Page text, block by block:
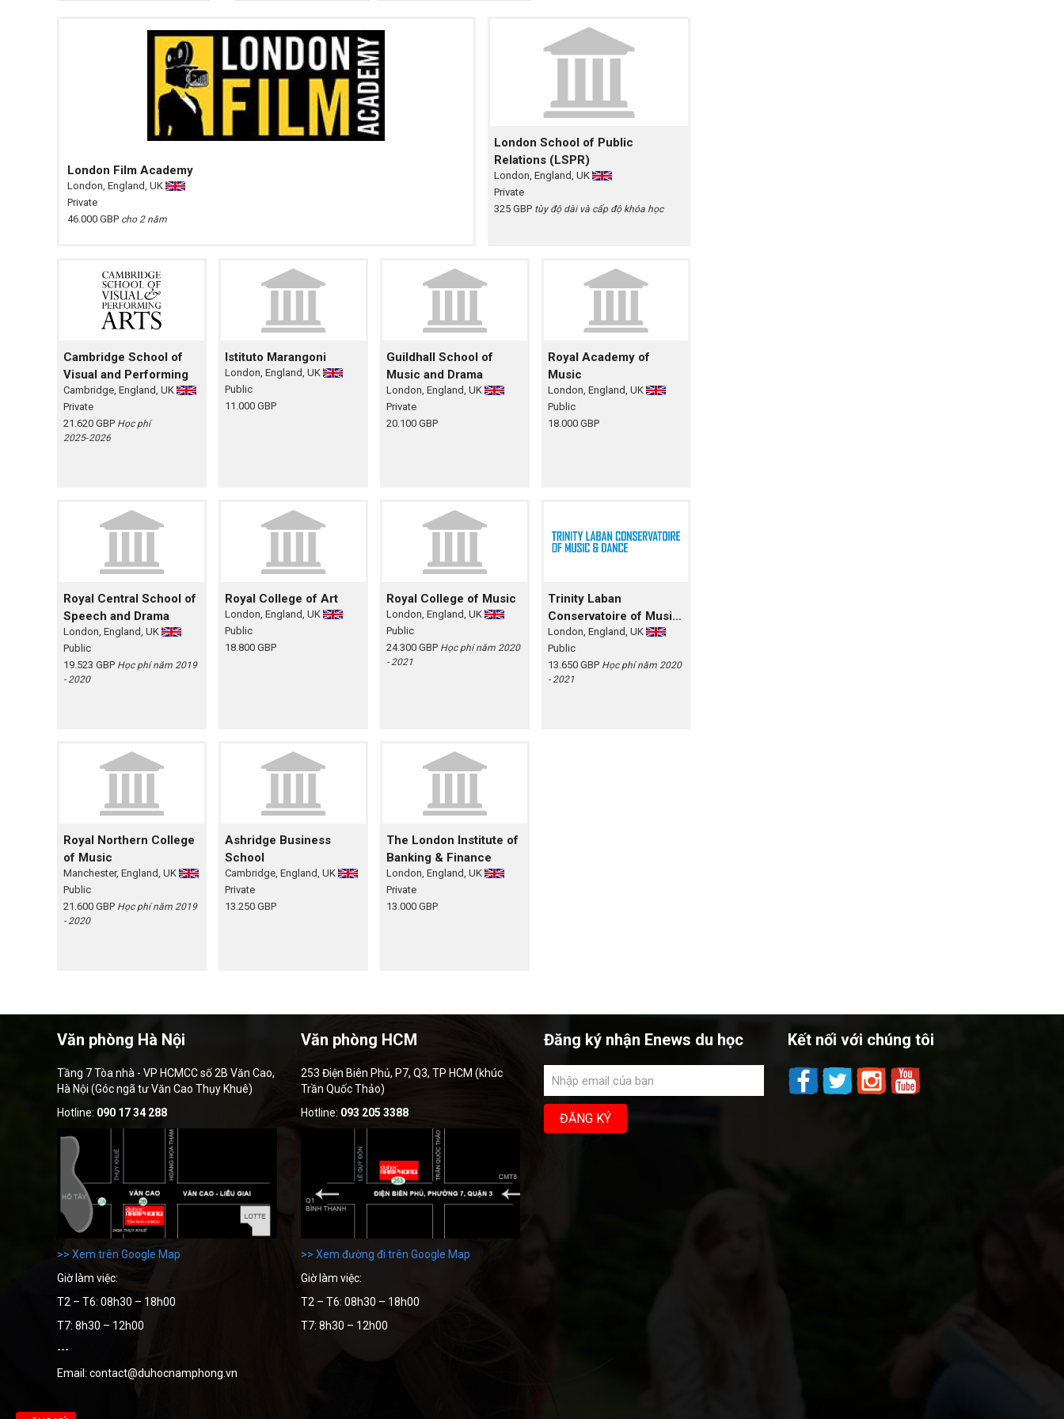
London Film Academy
London, England, UK
Private
46.000 GBP cho 2 năm
London School of Public
Relations (LSPR)
London, England, UK
Private
325 GBP tùy độ dài và cấp độ khóa học
Cambridge School of
Visual and Performing
Cambridge, England, UK
Private
21.620 GBP Học phí
2025‑2026
Istituto Marangoni
London, England, UK
Public
11.000 GBP
Guildhall School of
Music and Drama
London, England, UK
Private
20.100 GBP
Royal Academy of
Music
London, England, UK
Public
18.000 GBP
Royal Central School of
Speech and Drama
London, England, UK
Public
19.523 GBP Học phí năm 2019
- 2020
Royal College of Art
London, England, UK
Public
18.800 GBP
Royal College of Music
London, England, UK
Public
24.300 GBP Học phí năm 2020
- 2021
Trinity Laban
Conservatoire of Music
and Dance
London, England, UK
Public
13.650 GBP Học phí năm 2020
- 2021
Royal Northern College
of Music
Manchester, England, UK
Public
21.600 GBP Học phí năm 2019
- 2020
Ashridge Business
School
Cambridge, England, UK
Private
13.250 GBP
The London Institute of
Banking & Finance
London, England, UK
Private
13.000 GBP
Văn phòng Hà Nội
Tầng 7 Tòa nhà - VP HCMCC số 2B Văn Cao,
Hà Nội (Góc ngã tư Văn Cao Thụy Khuê)
Hotline: 090 17 34 288
>> Xem trên Google Map
Giờ làm việc:
T2 – T6: 08h30 – 18h00
T7: 8h30 – 12h00
---
Văn phòng HCM
253 Điện Biên Phủ, P7, Q3, TP HCM (khúc
Trần Quốc Thảo)
Hotline: 093 205 3388
>> Xem đường đi trên Google Map
Giờ làm việc:
T2 – T6: 08h30 – 18h00
T7: 8h30 – 12h00
Email: contact@duhocnamphong.vn
Đăng ký nhận Enews du học Kết nối với chúng tôi